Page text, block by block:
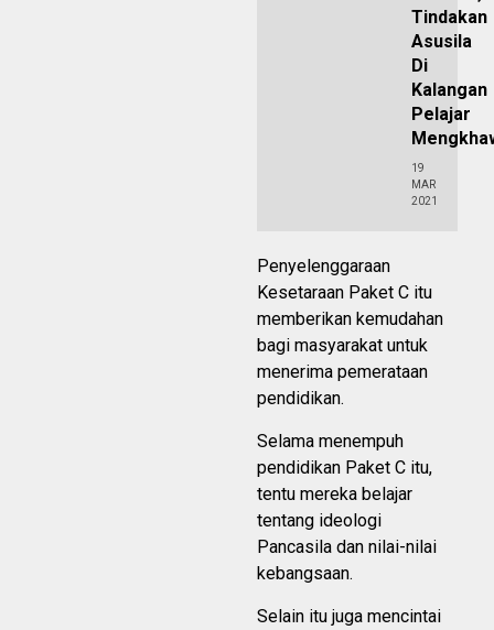
Tindakan
Asusila
Di
Kalangan
Pelajar
19
MAR
2021
Penyelenggaraan
Kesetaraan Paket C itu
memberikan kemudahan
bagi masyarakat untuk
menerima pemerataan
pendidikan.
Selama menempuh
pendidikan Paket C itu,
tentu mereka belajar
tentang ideologi
Pancasila dan nilai-nilai
kebangsaan.
Selain itu juga mencintai